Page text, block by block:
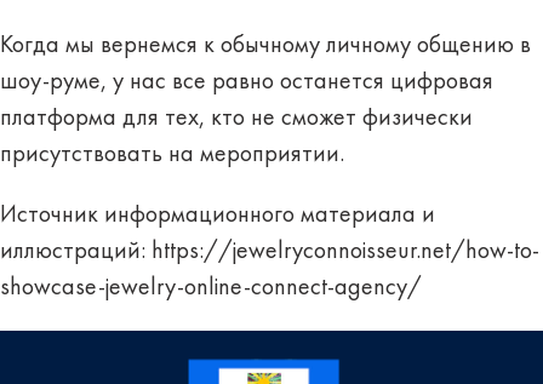
Когда мы вернемся к обычному личному общению в
шоу-руме, у нас все равно останется цифровая
платформа для тех, кто не сможет физически
присутствовать на мероприятии.
Источник информационного материала и
иллюстраций: https://jewelryconnoisseur.net/how-to-
showcase-jewelry-online-connect-agency/